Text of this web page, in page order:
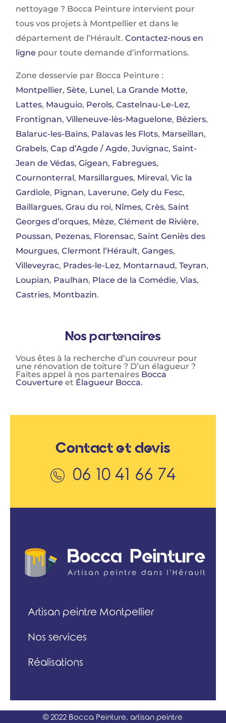
nettoyage ? Bocca Peinture intervient pour
tous vos projets à Montpellier et dans le
département de l’Hérault. Contactez-nous en
ligne pour toute demande d’informations.
Zone desservie par Bocca Peinture :
Montpellier, Sète, Lunel, La Grande Motte,
Lattes, Mauguio, Perols, Castelnau-Le-Lez,
Frontignan, Villeneuve-lès-Maguelone, Béziers,
Balaruc-les-Bains, Palavas les Flots, Marseillan,
Grabels, Cap d’Agde / Agde, Juvignac, Saint-
Jean de Védas, Gigean, Fabregues,
Cournonterral, Marsillargues, Mireval, Vic la
Gardiole, Pignan, Laverune, Gely du Fesc,
Baillargues, Grau du roi, Nîmes, Crès, Saint
Georges d’orques, Mèze, Clément de Rivière,
Poussan, Pezenas, Florensac, Saint Geniès des
Mourgues, Clermont l’Hérault, Ganges,
Villeveyrac, Prades-le-Lez, Montarnaud, Teyran,
Loupian, Paulhan, Place de la Comédie, Vias,
Castries, Montbazin.
Nos partenaires
Vous êtes à la recherche d’un couvreur pour
une rénovation de toiture ? D’un élagueur ?
Faites appel à nos partenaires Bocca
Couverture et Élagueur Bocca.
Artisan peintre Montpellier
Nos services
Réalisations
Contact et devis
06 10 41 66 74
© 2022 Bocca Peinture, artisan peintre